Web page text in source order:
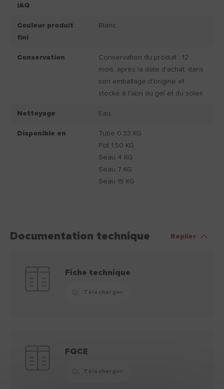
IAQ
Couleur produit
fini
Blanc.
Conservation
Conservation du produit : 12
mois, après la date d'achat, dans
son emballage d'origine et
stocké à l'abri du gel et du soleil.
Nettoyage Eau.
Disponible en
Tube 0.33 KG
Pot 1.50 KG
Seau 4 KG
Seau 7 KG
Seau 15 KG
Documentation technique Replier
Fiche technique
FQCE